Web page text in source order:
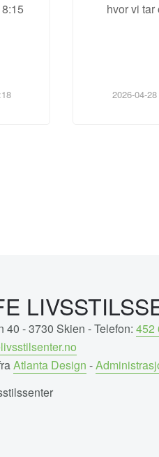
hvor vi tar
2026-04-
40 - 3730 Skien - Telefon: 452
Atlanta Design -